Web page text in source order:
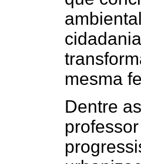
mesma
Dentre